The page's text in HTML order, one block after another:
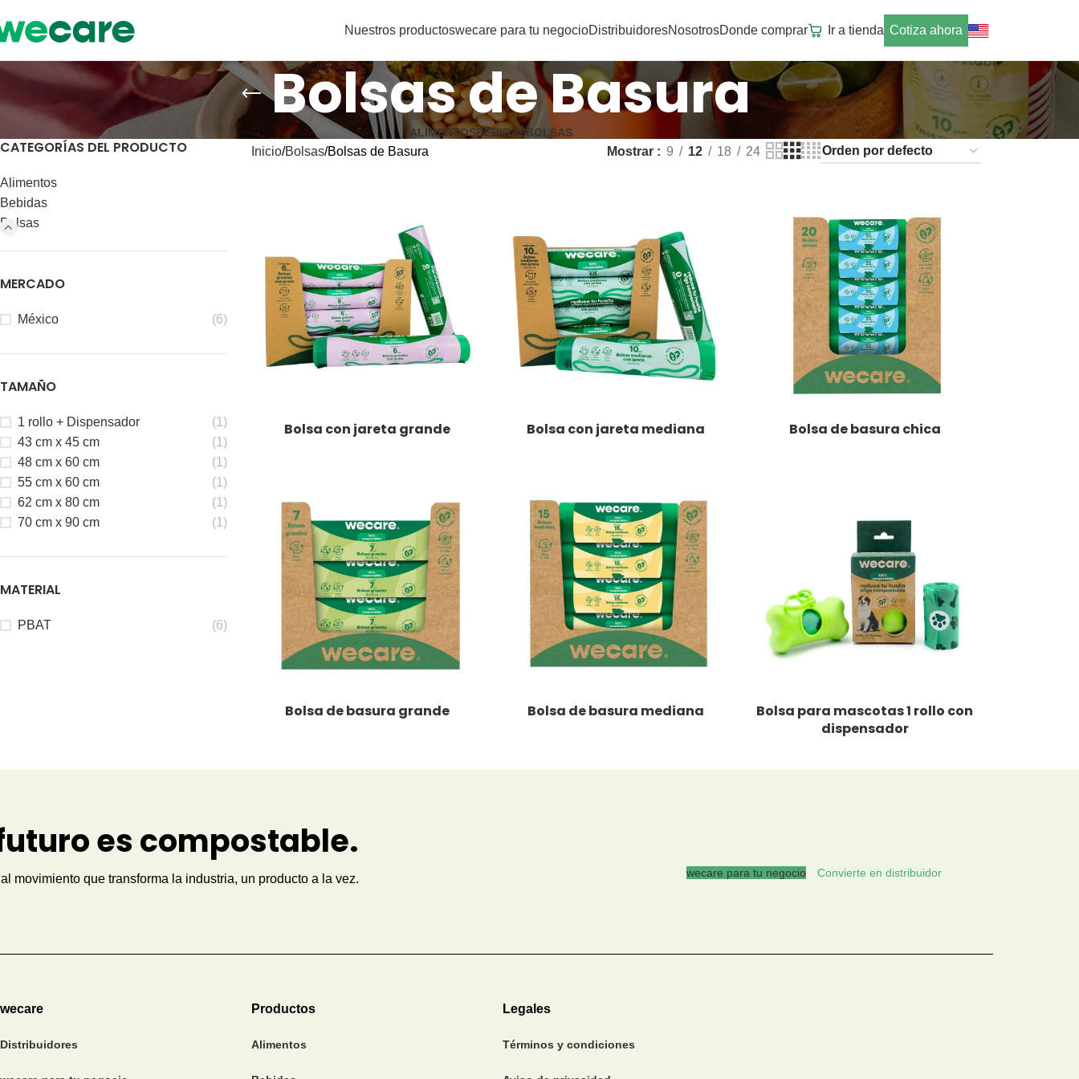
Nuestros productoswecare para tu negocioDistribuidoresNosotrosDonde comprar Ir a tienda Cotiza ahora
Bolsas de Basura
ALIMENTOSBEBIDASBOLSAS
CATEGORÍAS DEL PRODUCTO
Alimentos
Bebidas
Bolsas
MERCADO
México (6)
TAMAÑO
1 rollo + Dispensador
(1)
43 cm x 45 cm
(1)
48 cm x 60 cm
(1)
55 cm x 60 cm
(1)
62 cm x 80 cm
(1)
70 cm x 90 cm
(1)
MATERIAL
PBAT (6)
Inicio Bolsas Bolsas de Basura Mostrar 9 12 18 24
LEER MÁSBolsa con jareta grande LEER MÁS
Bolsa con jareta mediana LEER MÁSBolsa de basura chica
LEER MÁSBolsa de basura grande LEER MÁS
Bolsa de basura mediana LEER MÁS
Bolsa para mascotas 1 rollo con
dispensador
es compostable.
movimiento que transforma la industria, un producto a la vez. wecare para tu negocio Convierte en distribuidor
wecare
Distribuidores
Productos
Alimentos
Legales
Términos y condiciones